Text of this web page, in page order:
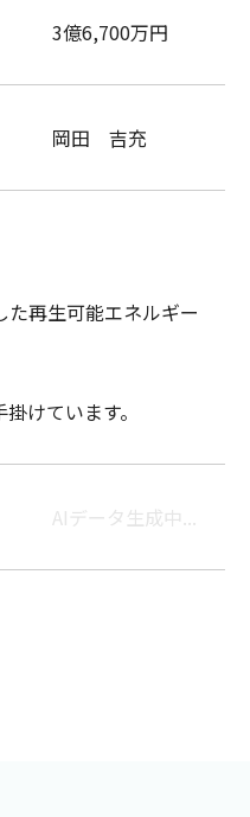
3億6,700万円
岡田 吉充
再生可能エネルギー
けています。
AIデータ生成中...